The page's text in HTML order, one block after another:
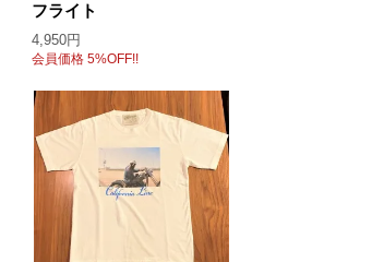
フライト
4,950円
会員価格 5%OFF!!